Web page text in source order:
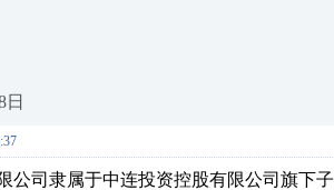
日
公司隶属于中连投资控股有限公司旗下